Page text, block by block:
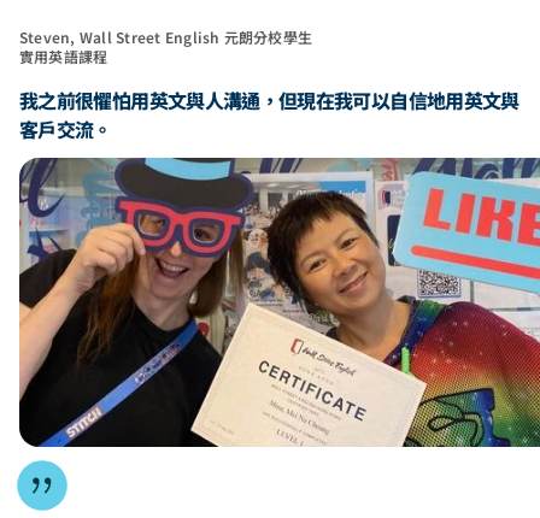
Steven, Wall Street English 元朗分校學生
實用英語課程
我之前很懼怕用英文與人溝通，但現在我可以自信地用英文與
客戶交流。